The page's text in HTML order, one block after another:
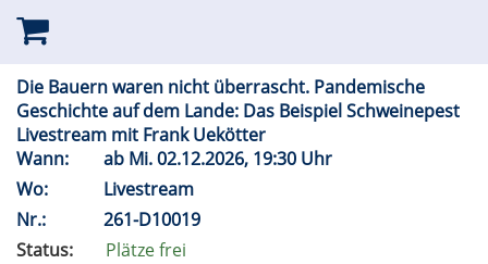
Die Bauern waren nicht überrascht. Pandemische
Geschichte auf dem Lande: Das Beispiel Schweinepest
Livestream mit Frank Uekötter
Wann:
ab Mi.02.12.2026, 19:30 Uhr
Wo:
Livestream
Nr.:
261-D10019
Status:
Plätze frei